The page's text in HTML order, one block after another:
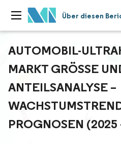
Über diesen
AUTOMOBIL-
MARKT GRÖSSE UND
NTEILSANALYSE – W
ROGNOSEN (2025